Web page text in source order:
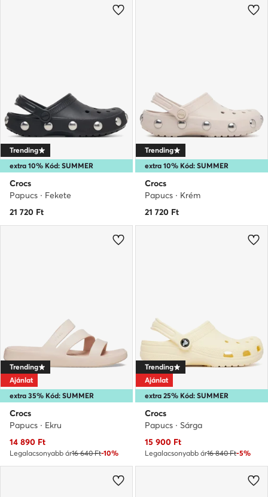
extra 10% Kód: SUMMER
Trending
Crocs
Papucs · Fekete
21 720 Ft
extra 10% Kód: SUMMER
Trending
Crocs
Papucs · Krém
21 720 Ft
extra 35% Kód: SUMMER
Trending
Ajánlat
Crocs
Papucs · Ekru
Aktuális ár
14 890 Ft
Legalacsonyabb ár16 640 Ft-10%
extra 25% Kód: SUMMER
Trending
Ajánlat
Crocs
Papucs · Sárga
Aktuális ár
15 900 Ft
Legalacsonyabb ár16 840 Ft-5%